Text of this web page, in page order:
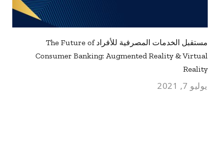
مستقبل الخدمات المصرفية للأفراد The Future of
Consumer Banking: Augmented Reality & Virtual
Reality
يوليو 7, 2021